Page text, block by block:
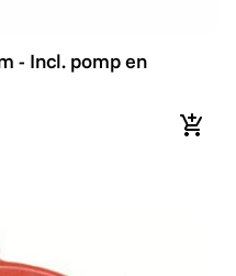
- Incl. pomp en
- Incl. pomp en
In